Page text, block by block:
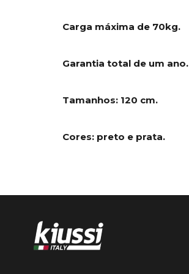
Carga máxima de 70kg.
Garantia total de um ano.
Tamanhos: 120 cm.
Cores: preto e prata.